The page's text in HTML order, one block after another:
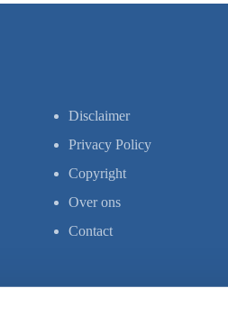
Disclaimer
Privacy Policy
Copyright
Over ons
Contact